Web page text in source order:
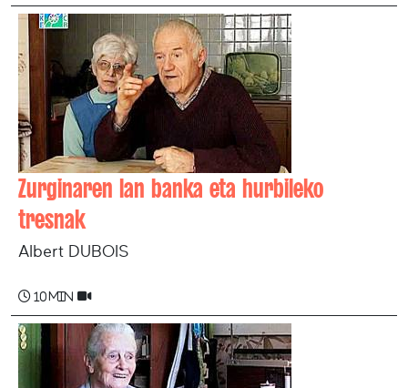
Zurginaren lan banka eta hurbileko
tresnak
Albert DUBOIS
10 min